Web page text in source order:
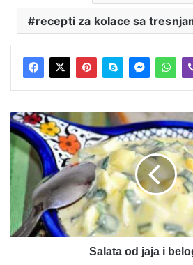
recepti za kolace sa
Salata
od
jaja
belog
luka
Salata od jaja i